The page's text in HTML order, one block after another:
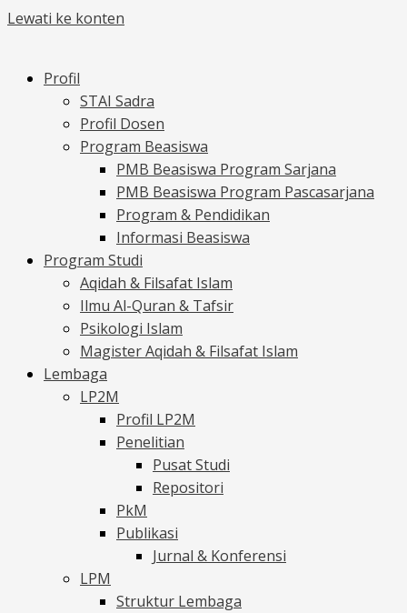
Lewati ke konten
Profil
STAI Sadra
Profil Dosen
Program Beasiswa
PMB Beasiswa Program Sarjana
PMB Beasiswa Program Pascasarjana
Program & Pendidikan
Informasi Beasiswa
Program Studi
Aqidah & Filsafat Islam
Ilmu Al-Quran & Tafsir
Psikologi Islam
Magister Aqidah & Filsafat Islam
Lembaga
LP2M
Profil LP2M
Penelitian
Pusat Studi
Repositori
PkM
Publikasi
Jurnal & Konferensi
LPM
Struktur Lembaga